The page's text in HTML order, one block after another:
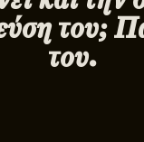
του;
του.